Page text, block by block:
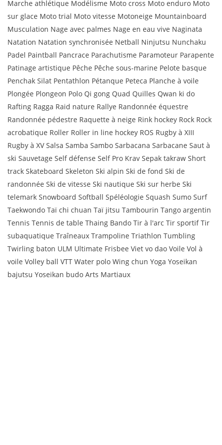
Marche athlétique Modélisme Moto cross Moto enduro Moto
sur glace Moto trial Moto vitesse Motoneige Mountainboard
Musculation Nage avec palmes Nage en eau vive Naginata
Natation Natation synchronisée Netball Ninjutsu Nunchaku
Padel Paintball Pancrace Parachutisme Paramoteur Parapente
Patinage artistique Pêche Pêche sous-marine Pelote basque
Penchak Silat Pentathlon Pétanque Peteca Planche à voile
Plongée Plongeon Polo Qi gong Quad Quilles Qwan ki do
Rafting Ragga Raid nature Rallye Randonnée équestre
Randonnée pédestre Raquette à neige Rink hockey Rock Rock
acrobatique Roller Roller in line hockey ROS Rugby à XIII
Rugby à XV Salsa Samba Sambo Sarbacana Sarbacane Saut à
ski Sauvetage Self défense Self Pro Krav Sepak takraw Short
track Skateboard Skeleton Ski alpin Ski de fond Ski de
randonnée Ski de vitesse Ski nautique Ski sur herbe Ski
telemark Snowboard Softball Spéléologie Squash Sumo Surf
Taekwondo Taï chi chuan Taï jitsu Tambourin Tango argentin
Tennis Tennis de table Thaing Bando Tir à l'arc Tir sportif Tir
subaquatique Traîneaux Trampoline Triathlon Tumbling
Twirling baton ULM Ultimate Frisbee Viet vo dao Voile Vol à
voile Volley ball VTT Water polo Wing chun Yoga Yoseikan
bajutsu Yoseikan budo Arts Martiaux